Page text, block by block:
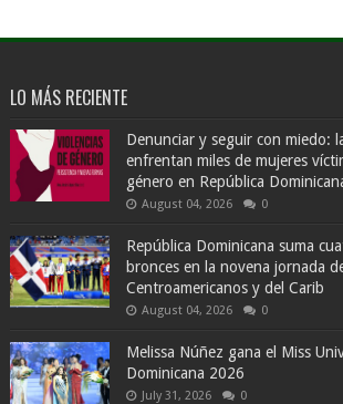
LO MÁS RECIENTE
Denunciar y seguir con miedo:
enfrentan miles de mujeres
género en República
August 04, 2026 0
República Dominicana suma
bronces en la novena jornada
Centroamericanos y del Carib
August 04, 2026 0
Melissa Núñez gana el Miss
Dominicana 2026
July 31, 2026 0